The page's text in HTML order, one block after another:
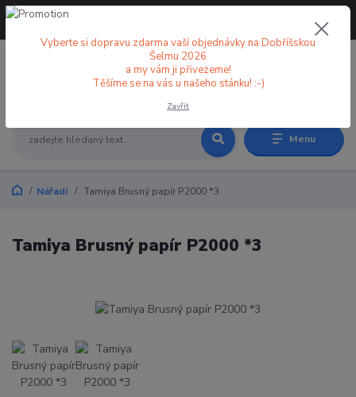
Menu
+420 773 998 582
Nářadí Tamiya Brusný papír P2000 *3
Tamiya Brusný papír P2000 *3
Vyberte si dopravu zdarma vaší objednávky na Dobříšskou
Šelmu 2026
a my vám ji přivezeme!
Těšíme se na vás u našeho stánku! :-)
Zavřít